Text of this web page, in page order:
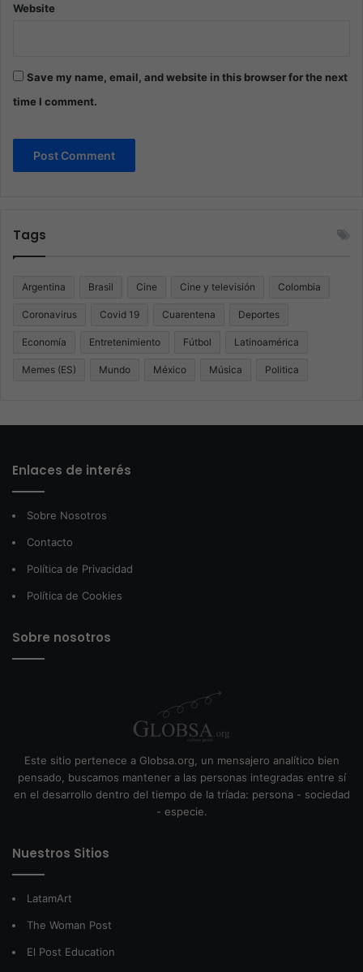
Website
Save my name, email, and website in this browser for the next
time I comment.
Tags
Argentina Brasil Cine Cine y televisión Colombia
Coronavirus Covid 19 Cuarentena Deportes
Economía Entretenimiento Fútbol Latinoamérica
Memes (ES) Mundo México Música Politica
Enlaces de interés
Sobre Nosotros
Contacto
Política de Privacidad
Política de Cookies
Sobre nosotros
Este sitio pertenece a Globsa.org, un mensajero analítico bien
pensado, buscamos mantener a las personas integradas entre sí
en el desarrollo dentro del tiempo de la tríada: persona - sociedad
- especie.
Nuestros Sitios
LatamArt
The Woman Post
El Post Education